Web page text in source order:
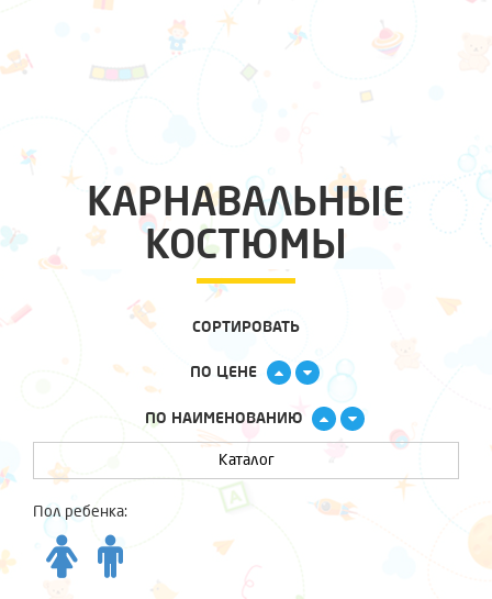
КАРНАВАЛЬНЫЕ
КОСТЮМЫ
СОРТИРОВАТЬ
ПО ЦЕНЕ
ПО НАИМЕНОВАНИЮ
Каталог
Пол ребенка: